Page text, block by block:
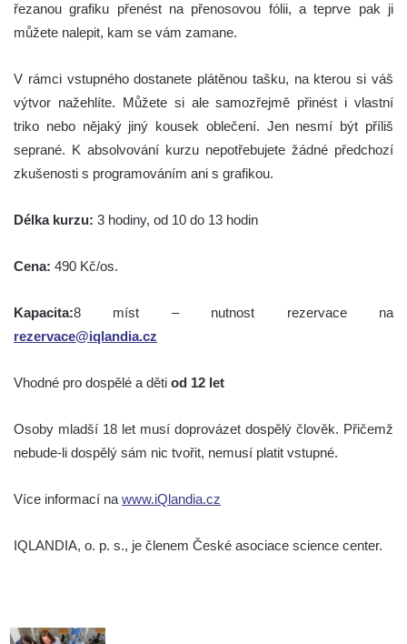
řezanou grafiku přenést na přenosovou fólii, a teprve pak ji
můžete nalepit, kam se vám zamane.
V rámci vstupného dostanete plátěnou tašku, na kterou si váš
výtvor nažehlíte. Můžete si ale samozřejmě přinést i vlastní
triko nebo nějaký jiný kousek oblečení. Jen nesmí být příliš
seprané. K absolvování kurzu nepotřebujete žádné předchozí
zkušenosti s programováním ani s grafikou.
Délka kurzu: 3 hodiny, od 10 do 13 hodin
Cena: 490 Kč/os.
Kapacita:8 míst – nutnost rezervace na
rezervace@iqlandia.cz
Vhodné pro dospělé a děti od 12 let
Osoby mladší 18 let musí doprovázet dospělý člověk. Přičemž
nebude-li dospělý sám nic tvořit, nemusí platit vstupné.
Více informací nawww.iQlandia.cz
IQLANDIA, o. p. s., je členem České asociace science center.